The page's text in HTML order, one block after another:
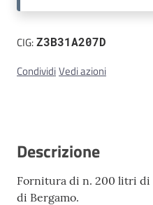
CIG:Z3B31A207D
CondividiVedi azioni
Descrizione
Fornitura di n. 200 litri di
di Bergamo.